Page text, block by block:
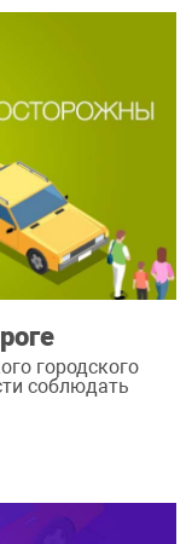
городского
соблюдать